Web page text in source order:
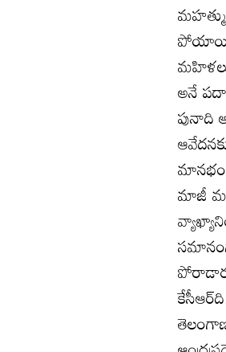
పోయాయి.
అనే
పునాది
మాజీ